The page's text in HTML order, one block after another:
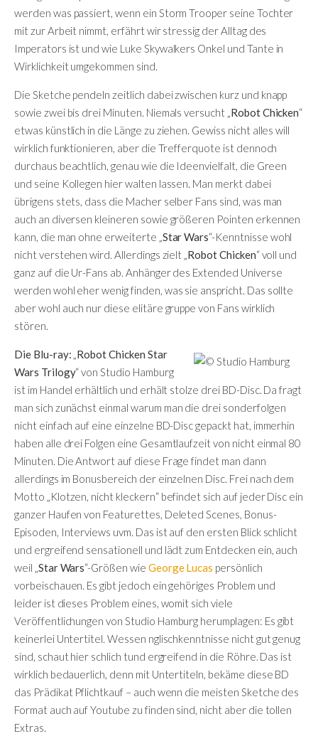
werden was passiert, wenn ein Storm Trooper seine Tochter
mit zur Arbeit nimmt, erfährt wir stressig der Alltag des
Imperators ist und wie Luke Skywalkers Onkel und Tante in
Wirklichkeit umgekommen sind.
Die Sketche pendeln zeitlich dabei zwischen kurz und knapp
sowie zwei bis drei Minuten. Niemals versucht „Robot Chicken“
etwas künstlich in die Länge zu ziehen. Gewiss nicht alles will
wirklich funktionieren, aber die Trefferquote ist dennoch
durchaus beachtlich, genau wie die Ideenvielfalt, die Green
und seine Kollegen hier walten lassen. Man merkt dabei
übrigens stets, dass die Macher selber Fans sind, was man
auch an diversen kleineren sowie größeren Pointen erkennen
kann, die man ohne erweiterte „Star Wars“-Kenntnisse wohl
nicht verstehen wird. Allerdings zielt „Robot Chicken“ voll und
ganz auf die Ur-Fans ab. Anhänger des Extended Universe
werden wohl eher wenig finden, was sie anspricht. Das sollte
aber wohl auch nur diese elitäre gruppe von Fans wirklich
stören.
Die Blu-ray: „Robot Chicken Star
Wars Trilogy“ von Studio Hamburg
ist im Handel erhältlich und erhält stolze drei BD-Disc. Da fragt
man sich zunächst einmal warum man die drei sonderfolgen
nicht einfach auf eine einzelne BD-Disc gepackt hat, immerhin
haben alle drei Folgen eine Gesamtlaufzeit von nicht einmal 80
Minuten. Die Antwort auf diese Frage findet man dann
allerdings im Bonusbereich der einzelnen Disc. Frei nach dem
Motto „Klotzen, nicht kleckern“ befindet sich auf jeder Disc ein
ganzer Haufen von Featurettes, Deleted Scenes, Bonus-
Episoden, Interviews uvm. Das ist auf den ersten Blick schlicht
und ergreifend sensationell und lädt zum Entdecken ein, auch
weil „Star Wars“-Größen wie George Lucas persönlich
vorbeischauen. Es gibt jedoch ein gehöriges Problem und
leider ist dieses Problem eines, womit sich viele
Veröffentlichungen von Studio Hamburg herumplagen: Es gibt
keinerlei Untertitel. Wessen nglischkenntnisse nicht gut genug
sind, schaut hier schlich tund ergreifend in die Röhre. Das ist
wirklich bedauerlich, denn mit Untertiteln, bekäme diese BD
das Prädikat Pflichtkauf – auch wenn die meisten Sketche des
Format auch auf Youtube zu finden sind, nicht aber die tollen
Extras.